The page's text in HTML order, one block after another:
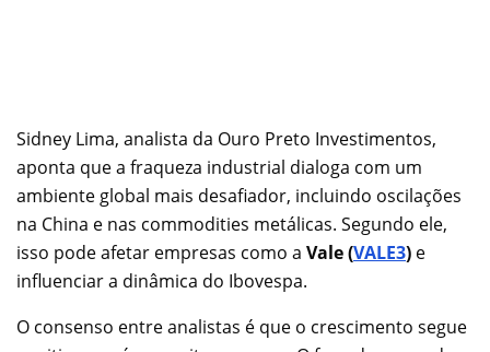
Sidney Lima, analista da Ouro Preto Investimentos,
aponta que a fraqueza industrial dialoga com um
ambiente global mais desafiador, incluindo oscilações
na China e nas commodities metálicas. Segundo ele,
isso pode afetar empresas como a Vale (VALE3) e
influenciar a dinâmica do Ibovespa.
O consenso entre analistas é que o crescimento segue